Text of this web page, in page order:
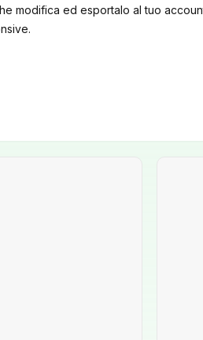
modifica ed esportalo al tuo